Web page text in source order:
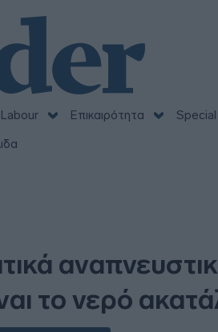
Επικαιρότητα Special
το νερό